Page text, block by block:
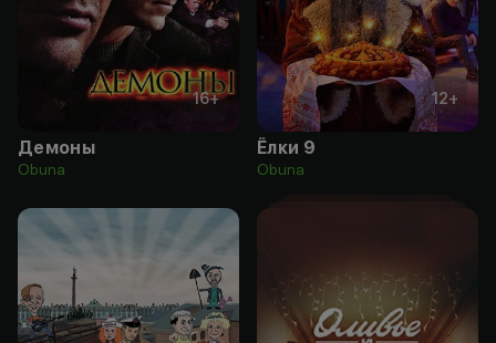
16+
Демоны
Obuna
12+
Ёлки 9
Obuna